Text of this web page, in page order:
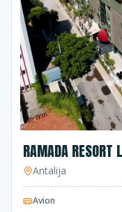
RAMADA RESORT
Antalija
Avion